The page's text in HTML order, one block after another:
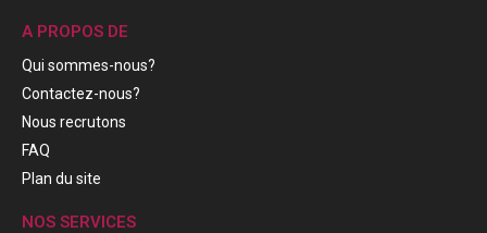
A PROPOS DE
Qui sommes-nous?
Contactez-nous?
Nous recrutons
FAQ
Plan du site
NOS SERVICES